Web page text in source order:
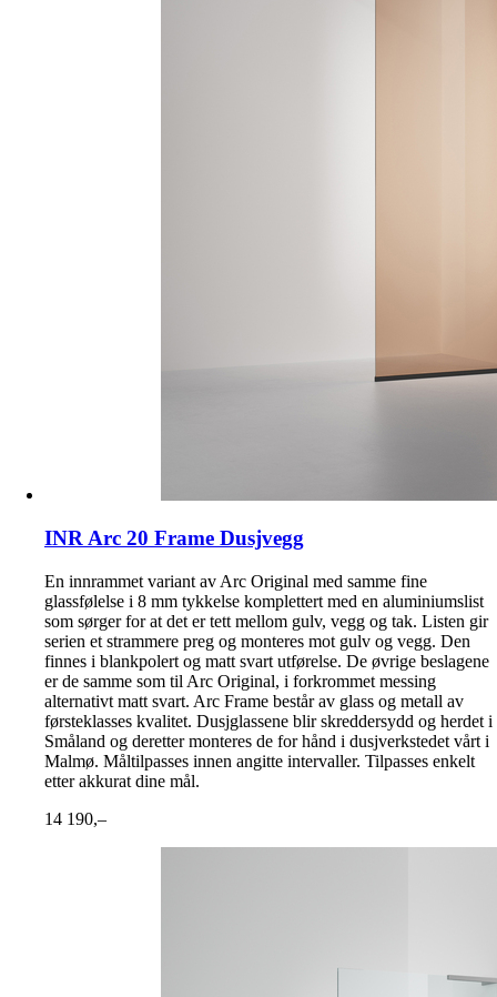
INR Arc 20 Frame Dusjvegg
En innrammet variant av Arc Original med samme fine
glassfølelse i 8 mm tykkelse komplettert med en aluminiumslist
som sørger for at det er tett mellom gulv, vegg og tak. Listen gir
serien et strammere preg og monteres mot gulv og vegg. Den
finnes i blankpolert og matt svart utførelse. De øvrige beslagene
er de samme som til Arc Original, i forkrommet messing
alternativt matt svart. Arc Frame består av glass og metall av
førsteklasses kvalitet. Dusjglassene blir skreddersydd og herdet i
Småland og deretter monteres de for hånd i dusjverkstedet vårt i
Malmø. Måltilpasses innen angitte intervaller. Tilpasses enkelt
etter akkurat dine mål.
14 190,–